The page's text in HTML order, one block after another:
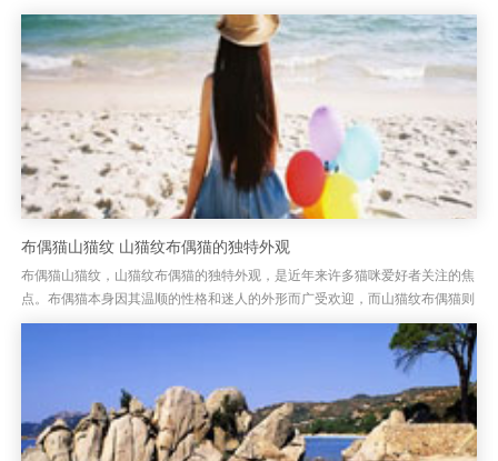
有时会因为食物、环境变化或其他健康问题受到影响。因此，了解布偶猫...
布偶猫山猫纹 山猫纹布偶猫的独特外观
布偶猫山猫纹，山猫纹布偶猫的独特外观，是近年来许多猫咪爱好者关注的焦
点。布偶猫本身因其温顺的性格和迷人的外形而广受欢迎，而山猫纹布偶猫则
在布偶猫的基础上，增添了更加独特的花纹，使得这种猫咪看起来更加与...